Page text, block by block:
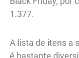
1.377.
A lista de itens a
é bastante